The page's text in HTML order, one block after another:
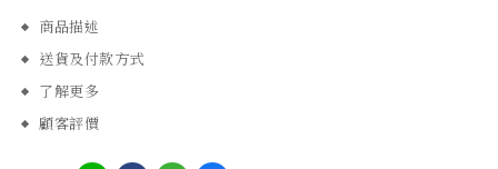
商品描述
送貨及付款方式
了解更多
顧客評價